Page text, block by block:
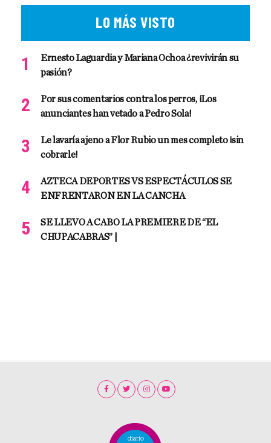
LO MÁS VISTO
Ernesto Laguardia y Mariana Ochoa ¿revivirán su
pasión?
Por sus comentarios contra los perros, ¡Los
anunciantes han vetado a Pedro Sola!
Le lavaría ajeno a Flor Rubio un mes completo ¡sin
cobrarle!
AZTECA DEPORTES VS ESPECTÁCULOS SE
ENFRENTARON EN LA CANCHA
SE LLEVO A CABO LA PREMIERE DE “EL
CHUPACABRAS” |